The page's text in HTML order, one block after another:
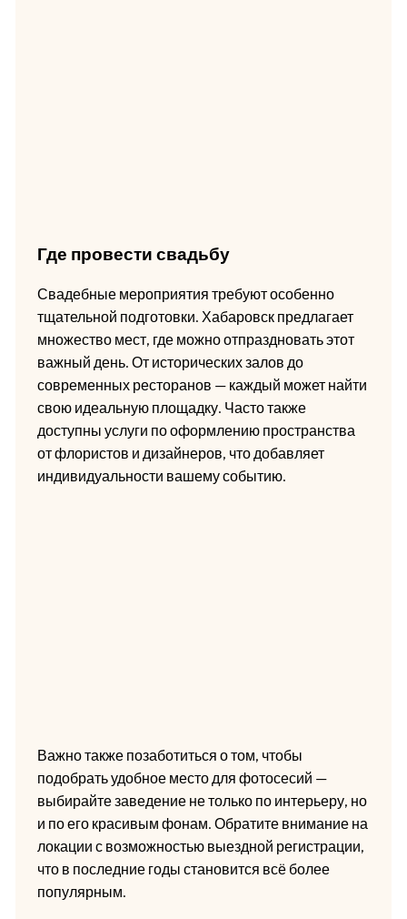
Где провести свадьбу
Свадебные мероприятия требуют особенно
тщательной подготовки. Хабаровск предлагает
множество мест, где можно отпраздновать этот
важный день. От исторических залов до
современных ресторанов — каждый может найти
свою идеальную площадку. Часто также
доступны услуги по оформлению пространства
от флористов и дизайнеров, что добавляет
индивидуальности вашему событию.
Важно также позаботиться о том, чтобы
подобрать удобное место для фотосесий —
выбирайте заведение не только по интерьеру, но
и по его красивым фонам. Обратите внимание на
локации с возможностью выездной регистрации,
что в последние годы становится всё более
популярным.